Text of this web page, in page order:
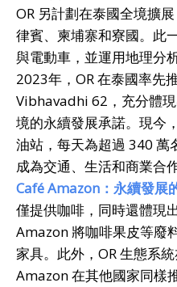
OR 另計劃在泰國全境擴
律賓、柬埔寨和寮國。此
與電動車，並運用地理分
2023年，OR 在泰國率先
Vibhavadhi 62，充分體
境的永續發展承諾。現今
油站，每天為超過 340 萬
成為交通、生活和商業合
CaféAmazon ：永續發展
僅提供咖啡，同時還體現
Amazon 將咖啡果皮等廢
家具。此外，OR 生態系
Amazon 在其他國家同樣